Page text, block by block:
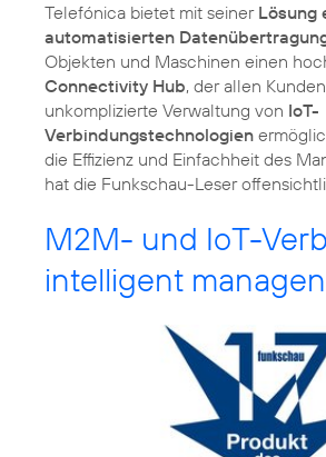
Telefónica bietet mit seiner Lösung
automatisierten
Objekten und Maschinen einen
Connectivity Hub, der allen
unkomplizierte Verwaltung von IoT-
Verbindungstechnologien
die Effizienz und Einfachheit des
hat die Funkschau-Leser
M2M- und IoT-
intelligent managen